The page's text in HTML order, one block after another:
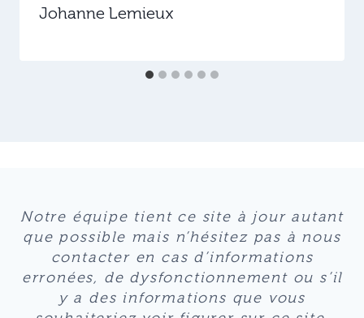
Johanne Lemieux
Notre équipe tient ce site à jour autant
que possible mais n’hésitez pas à nous
contacter en cas d’informations
erronées, de dysfonctionnement ou s’il
y a des informations que vous